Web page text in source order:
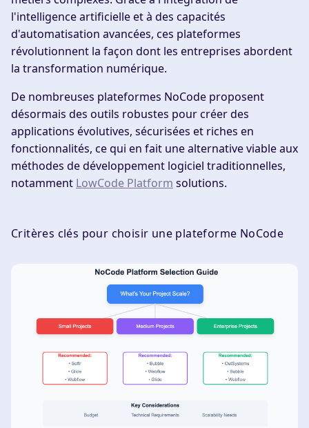
l'intelligence artificielle et à des capacités
d'automatisation avancées, ces plateformes
révolutionnent la façon dont les entreprises abordent
la transformation numérique.
De nombreuses plateformes NoCode proposent
désormais des outils robustes pour créer des
applications évolutives, sécurisées et riches en
fonctionnalités, ce qui en fait une alternative viable aux
méthodes de développement logiciel traditionnelles,
notamment LowCode Platform solutions.
Critères clés pour choisir une plateforme NoCode